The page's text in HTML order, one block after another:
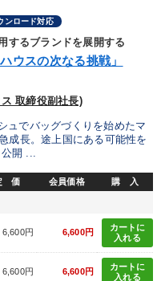
ンロード対応
するブランドを展開する
ウスの次なる挑戦」
取締役副社長)
ュでバッグづくりを始めたマ
成長。途上国にある可能性を
開 ...
価 会員価格 購 入
6,600円 6,600円
カートに
入れる
6,600円 6,600円
カートに
入れる